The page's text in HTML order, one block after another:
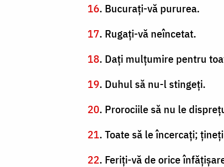
16. Bucuraţi-vă pururea.
17. Rugaţi-vă neîncetat.
18. Daţi mulţumire pentru
19. Duhul să nu-l stingeţi.
20. Prorociile să nu le
21. Toate să le încercaţi;
22. Feriţi-vă de orice